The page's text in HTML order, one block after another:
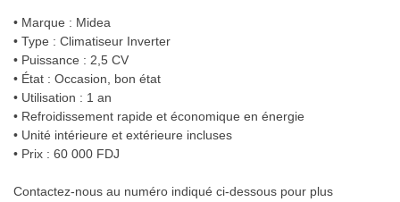
• Marque : Midea
• Type : Climatiseur Inverter
• Puissance : 2,5 CV
• État : Occasion, bon état
• Utilisation : 1 an
• Refroidissement rapide et économique en énergie
• Unité intérieure et extérieure incluses
• Prix : 60 000 FDJ
Contactez-nous au numéro indiqué ci-dessous pour plus